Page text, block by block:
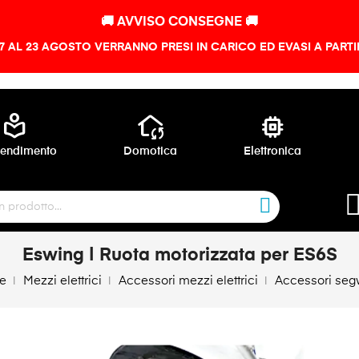
🚚 AVVISO CONSEGNE 🚚
AL 23 AGOSTO VERRANNO PRESI IN CARICO ED EVASI A
local_library wifi_home
Domotica
memory
Elettronica
Eswing | Ruota motorizzata per ES6S
Mezzi elettrici Accessori mezzi elettrici Accessori